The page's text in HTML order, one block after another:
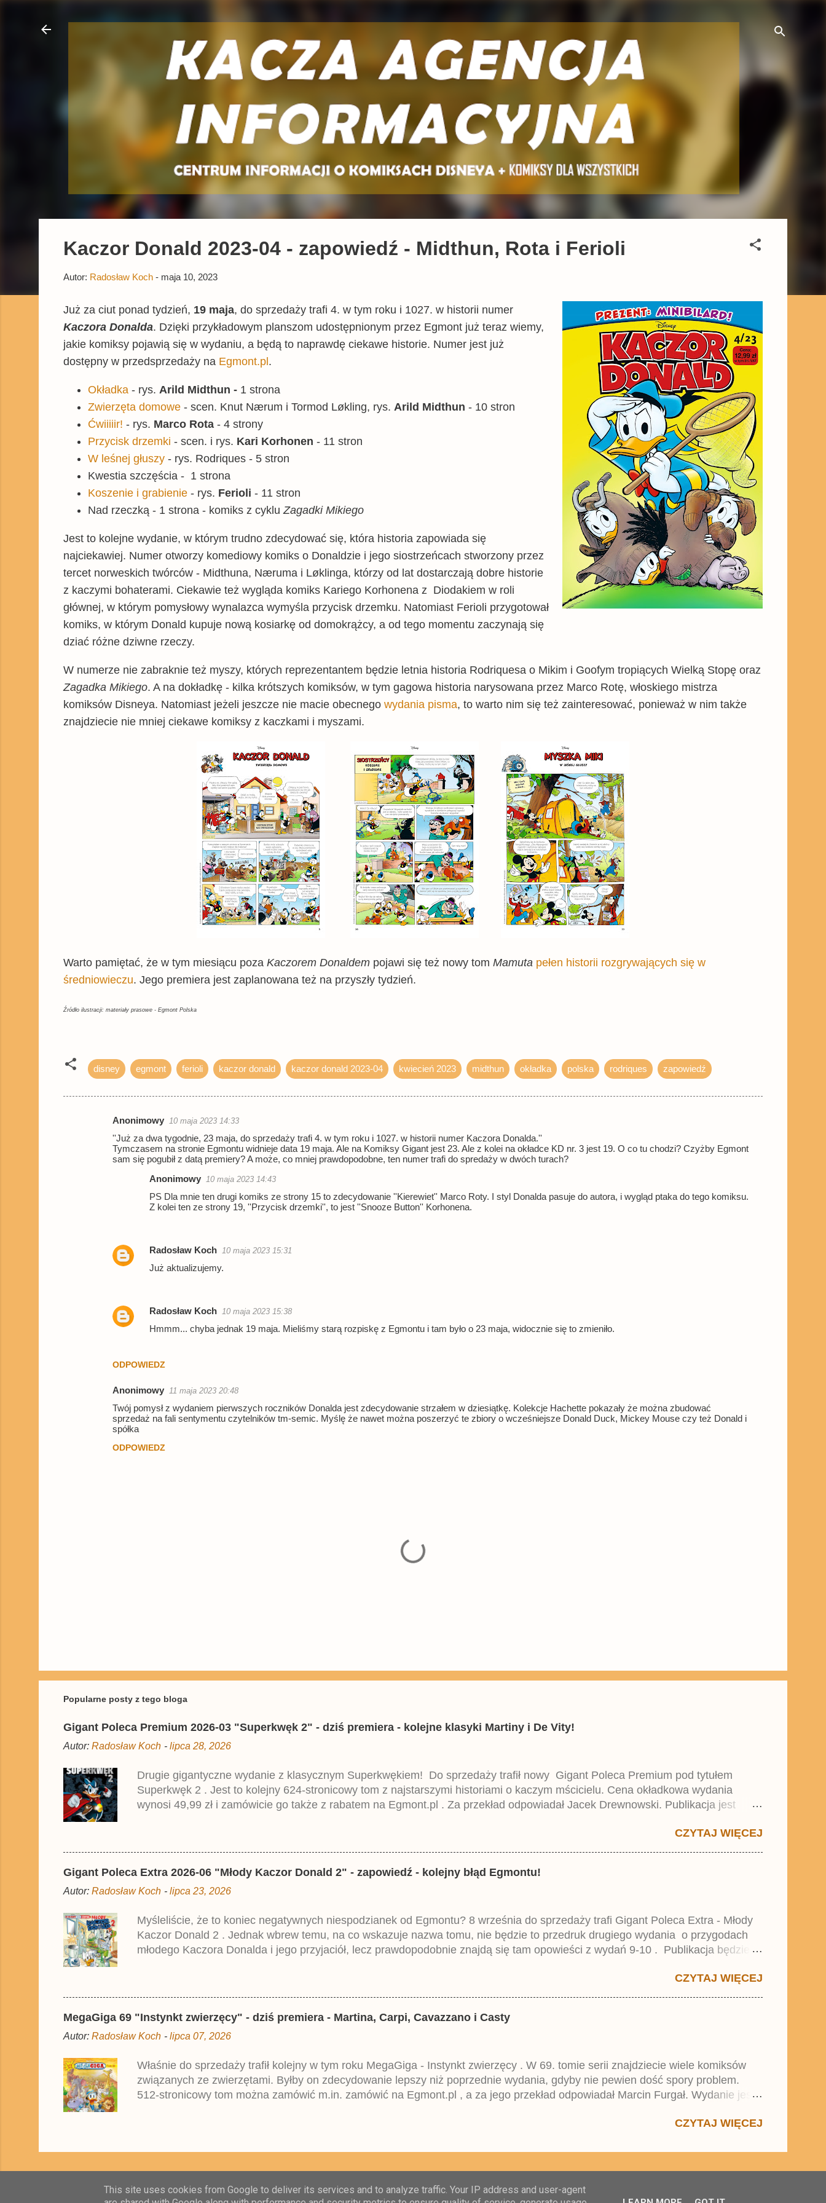
Kaczor Donald 2023-04 - zapowiedź - Midthun, Rota i Ferioli
Autor: Radosław Koch - maja 10, 2023
Już za ciut ponad tydzień, 19 maja, do sprzedaży trafi 4. w tym roku i 1027. w historii numer
Kaczora Donalda. Dzięki przykładowym planszom udostępnionym przez Egmont już teraz wiemy,
jakie komiksy pojawią się w wydaniu, a będą to naprawdę ciekawe historie. Numer jest już
dostępny w przedsprzedaży na Egmont.pl.
Okładka - rys. Arild Midthun - 1 strona
Zwierzęta domowe - scen. Knut Nærum i Tormod Løkling, rys. Arild Midthun - 10 stron
Ćwiiiiir! - rys. Marco Rota - 4 strony
Przycisk drzemki - scen. i rys. Kari Korhonen - 11 stron
W leśnej głuszy - rys. Rodriques - 5 stron
Kwestia szczęścia - 1 strona
Koszenie i grabienie - rys. Ferioli - 11 stron
Nad rzeczką - 1 strona - komiks z cyklu Zagadki Mikiego
Jest to kolejne wydanie, w którym trudno zdecydować się, która historia zapowiada się
najciekawiej. Numer otworzy komediowy komiks o Donaldzie i jego siostrzeńcach stworzony przez
tercet norweskich twórców - Midthuna, Næruma i Løklinga, którzy od lat dostarczają dobre historie
z kaczymi bohaterami. Ciekawie też wygląda komiks Kariego Korhonena z Diodakiem w roli
głównej, w którym pomysłowy wynalazca wymyśla przycisk drzemku. Natomiast Ferioli przygotował
komiks, w którym Donald kupuje nową kosiarkę od domokrążcy, a od tego momentu zaczynają się
dziać różne dziwne rzeczy.
W numerze nie zabraknie też myszy, których reprezentantem będzie letnia historia Rodriquesa o Mikim i Goofym tropiących Wielką Stopę oraz
Zagadka Mikiego. A na dokładkę - kilka krótszych komiksów, w tym gagowa historia narysowana przez Marco Rotę, włoskiego mistrza
komiksów Disneya. Natomiast jeżeli jeszcze nie macie obecnego wydania pisma, to warto nim się też zainteresować, ponieważ w nim także
znajdziecie nie mniej ciekawe komiksy z kaczkami i myszami.
Warto pamiętać, że w tym miesiącu poza Kaczorem Donaldem pojawi się też nowy tom Mamuta pełen historii rozgrywających się w
średniowieczu. Jego premiera jest zaplanowana też na przyszły tydzień.
Źródło ilustracji: materiały prasowe - Egmont Polska
disney egmont ferioli kaczor donald kaczor donald 2023-04 kwiecień 2023 midthun okładka polska rodriques zapowiedź
Anonimowy 10 maja 2023 14:33
''Już za dwa tygodnie, 23 maja, do sprzedaży trafi 4. w tym roku i 1027. w historii numer Kaczora Donalda.''
Tymczasem na stronie Egmontu widnieje data 19 maja. Ale na Komiksy Gigant jest 23. Ale z kolei na okładce KD nr. 3 jest 19. O co tu chodzi? Czyżby Egmont
sam się pogubił z datą premiery? A może, co mniej prawdopodobne, ten numer trafi do spredaży w dwóch turach?
ODPOWIEDZ
Anonimowy 10 maja 2023 14:43
PS Dla mnie ten drugi komiks ze strony 15 to zdecydowanie ''Kierewiet'' Marco Roty. I styl Donalda pasuje do autora, i wygląd ptaka do tego komiksu.
Z kolei ten ze strony 19, ''Przycisk drzemki'', to jest ''Snooze Button'' Korhonena.
Radosław Koch 10 maja 2023 15:31
Już aktualizujemy.
Radosław Koch 10 maja 2023 15:38
Hmmm... chyba jednak 19 maja. Mieliśmy starą rozpiskę z Egmontu i tam było o 23 maja, widocznie się to zmieniło.
Anonimowy 11 maja 2023 20:48
Twój pomysł z wydaniem pierwszych roczników Donalda jest zdecydowanie strzałem w dziesiątkę. Kolekcje Hachette pokazały że można zbudować
sprzedaż na fali sentymentu czytelników tm-semic. Myślę że nawet można poszerzyć te zbiory o wcześniejsze Donald Duck, Mickey Mouse czy też Donald i
spółka
ODPOWIEDZ
z
ś
j
k
o
e
n
t
a
r
z
Popularne posty z tego bloga
Gigant Poleca Premium 2026-03 "Superkwęk 2" - dziś premiera - kolejne klasyki Martiny i De Vity!
Autor: Radosław Koch - lipca 28, 2026
Drugie gigantyczne wydanie z klasycznym Superkwękiem! Do sprzedaży trafił nowy Gigant Poleca Premium pod tytułem
Superkwęk 2 . Jest to kolejny 624-stronicowy tom z najstarszymi historiami o kaczym mścicielu. Cena okładkowa wydania
wynosi 49,99 zł i zamówicie go także z rabatem na Egmont.pl . Za przekład odpowiadał Jacek Drewnowski. Publikacja jest
CZYTAJ WIĘCEJ
Gigant Poleca Extra 2026-06 "Młody Kaczor Donald 2" - zapowiedź - kolejny błąd Egmontu!
Autor: Radosław Koch - lipca 23, 2026
Myśleliście, że to koniec negatywnych niespodzianek od Egmontu? 8 września do sprzedaży trafi Gigant Poleca Extra - Młody
Kaczor Donald 2 . Jednak wbrew temu, na co wskazuje nazwa tomu, nie będzie to przedruk drugiego wydania o przygodach
młodego Kaczora Donalda i jego przyjaciół, lecz prawdopodobnie znajdą się tam opowieści z wydań 9-10 . Publikacja będzie
CZYTAJ WIĘCEJ
MegaGiga 69 "Instynkt zwierzęcy" - dziś premiera - Martina, Carpi, Cavazzano i Casty
Autor: Radosław Koch - lipca 07, 2026
Właśnie do sprzedaży trafił kolejny w tym roku MegaGiga - Instynkt zwierzęcy . W 69. tomie serii znajdziecie wiele komiksów
związanych ze zwierzętami. Byłby on zdecydowanie lepszy niż poprzednie wydania, gdyby nie pewien dość spory problem.
512-stronicowy tom można zamówić m.in. zamówić na Egmont.pl , a za jego przekład odpowiadał Marcin Furgał. Wydanie jest
CZYTAJ WIĘCEJ
This site uses cookies from Google to deliver its services and to analyze traffic. Your IP address and user-agent